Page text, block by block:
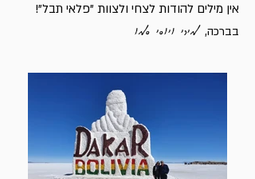
אין מילים להודות לצחי ולצוות "פלאי תבל"!
בברכה,מירי ויוסי סמו